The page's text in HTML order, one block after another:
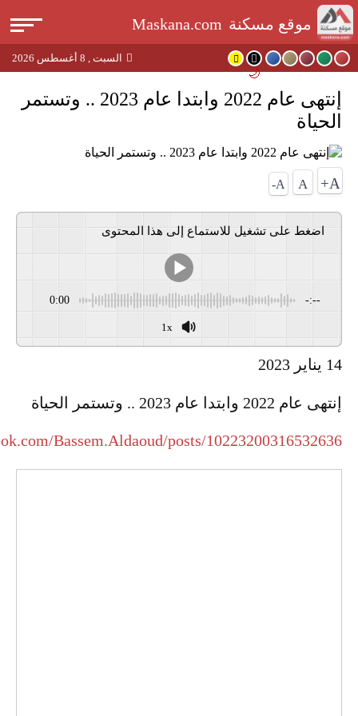
السبت , 8 أغسطس 2026 بحث
عن
موقع مسكنة Maskana.com
🌙
إنتهى عام 2022 وابتدا عام 2023 .. وتستمر
الحياة
A+
A
A-
اضغط على تشغيل للاستماع إلى هذا المحتوى
0:00 -:--
1x
14 يناير 2023
إنتهى عام 2022 وابتدا عام 2023 .. وتستمر الحياة
Bassem.Aldaoud/posts/10223200316532636/